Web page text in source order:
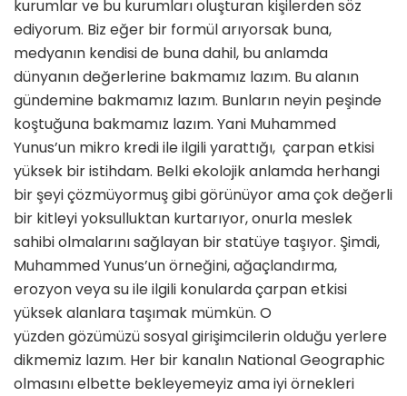
kurumlar ve bu kurumları oluşturan kişilerden söz
ediyorum. Biz eğer bir formül arıyorsak buna,
medyanın kendisi de buna dahil, bu anlamda
dünyanın değerlerine bakmamız lazım. Bu alanın
gündemine bakmamız lazım. Bunların neyin peşinde
koştuğuna bakmamız lazım. Yani Muhammed
Yunus’un mikro kredi ile ilgili yarattığı, çarpan etkisi
yüksek bir istihdam. Belki ekolojik anlamda herhangi
bir şeyi çözmüyormuş gibi görünüyor ama çok değerli
bir kitleyi yoksulluktan kurtarıyor, onurla meslek
sahibi olmalarını sağlayan bir statüye taşıyor. Şimdi,
Muhammed Yunus’un örneğini, ağaçlandırma,
erozyon veya su ile ilgili konularda çarpan etkisi
yüksek alanlara taşımak mümkün. O
yüzden gözümüzü sosyal girişimcilerin olduğu yerlere
dikmemiz lazım. Her bir kanalın National Geographic
olmasını elbette bekleyemeyiz ama iyi örnekleri